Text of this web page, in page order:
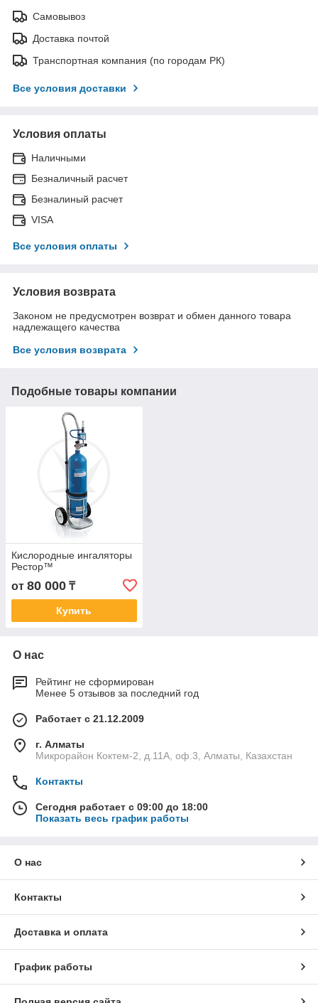
Самовывоз
Доставка почтой
Транспортная компания (по городам РК)
Все условия доставки
Условия оплаты
Наличными
Безналичный расчет
Безналиный расчет
VISA
Все условия оплаты
Условия возврата
Законом не предусмотрен возврат и обмен данного товара
надлежащего качества
Все условия возврата
Подобные товары компании
Кислородные ингаляторы
Рестор™
от 80 000 ₸
Купить
О нас
Рейтинг не сформирован
Менее 5 отзывов за последний год
Работает с 21.12.2009
г. Алматы
Микрорайон Коктем-2, д.11А, оф.3, Алматы, Казахстан
Контакты
Сегодня работает с 09:00 до 18:00
Показать весь график работы
О нас
Контакты
Доставка и оплата
График работы